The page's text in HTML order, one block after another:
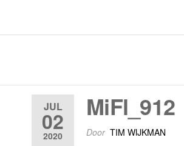
Spoorgroep
JUL
02
2020
MiFl_912
Door TIM WIJKMAN